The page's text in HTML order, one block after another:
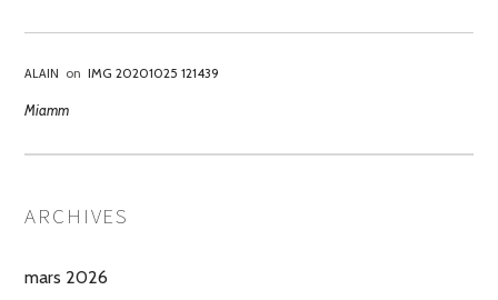
ALAIN on IMG 20201025 121439
Miamm
ARCHIVES
mars 2026